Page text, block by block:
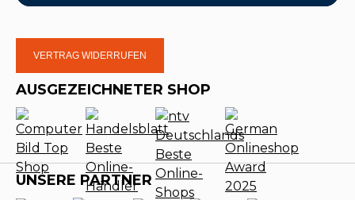
VERTRAG WIDERRUFEN
AUSGEZEICHNETER SHOP
UNSERE PARTNER